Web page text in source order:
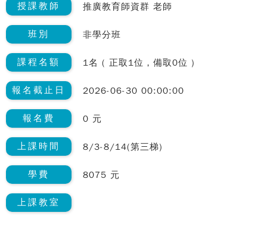
授課教師 推廣教育師資群 老師
班別 非學分班
課程名額 1名 ( 正取1位，備取0位 )
報名截止日 2026-06-30 00:00:00
報名費 0 元
上課時間 8/3-8/14(第三梯)
學費 8075 元
上課教室